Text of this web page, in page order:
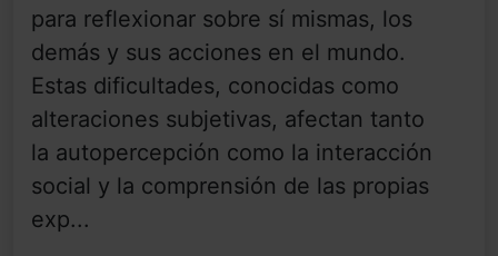
para reflexionar sobre sí mismas, los
demás y sus acciones en el mundo.
Estas dificultades, conocidas como
alteraciones subjetivas, afectan tanto
la autopercepción como la interacción
social y la comprensión de las propias
exp...